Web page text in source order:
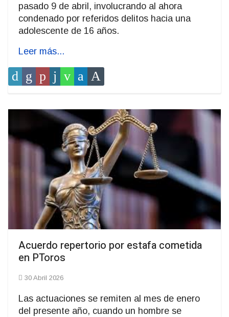
pasado 9 de abril, involucrando al ahora
condenado por referidos delitos hacia una
adolescente de 16 años.
Leer más...
Acuerdo repertorio por estafa cometida
en PToros
30 Abril 2026
Las actuaciones se remiten al mes de enero
del presente año, cuando un hombre se